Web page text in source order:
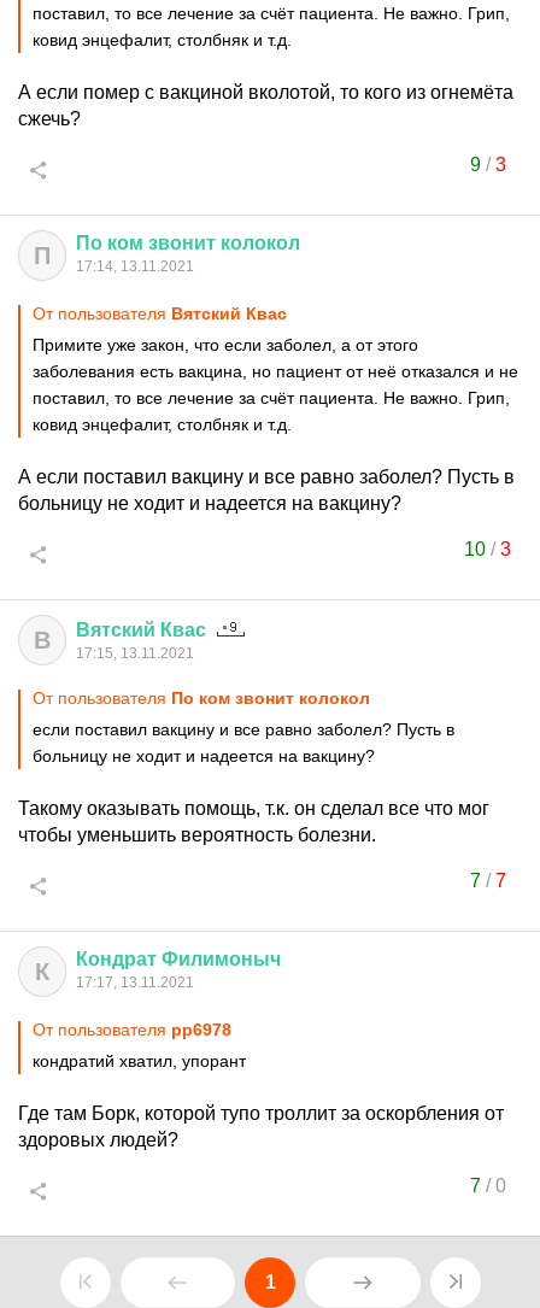
поставил, то все лечение за счёт пациента. Не важно. Грип,
ковид энцефалит, столбняк и т.д.
А если помер с вакциной вколотой, то кого из огнемёта
сжечь?
9/3
П По ком звонит колокол
17:14, 13.11.2021
От пользователя Вятский Квас
Примите уже закон, что если заболел, а от этого
заболевания есть вакцина, но пациент от неё отказался и не
поставил, то все лечение за счёт пациента. Не важно. Грип,
ковид энцефалит, столбняк и т.д.
А если поставил вакцину и все равно заболел? Пусть в
больницу не ходит и надеется на вакцину?
10 /3
В Вятский Квас
17:15, 13.11.2021
От пользователя По ком звонит колокол
если поставил вакцину и все равно заболел? Пусть в
больницу не ходит и надеется на вакцину?
Такому оказывать помощь, т.к. он сделал все что мог
чтобы уменьшить вероятность болезни.
7/7
К Кондрат Филимоныч
17:17, 13.11.2021
От пользователя pp6978
кондратий хватил, упорант
Где там Борк, которой тупо троллит за оскорбления от
здоровых людей?
7/0
1